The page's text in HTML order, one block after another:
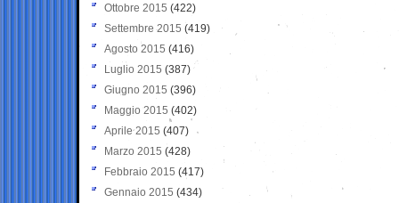
Ottobre 2015 (422)
Settembre 2015 (419)
Agosto 2015 (416)
Luglio 2015 (387)
Giugno 2015 (396)
Maggio 2015 (402)
Aprile 2015 (407)
Marzo 2015 (428)
Febbraio 2015 (417)
Gennaio 2015 (434)